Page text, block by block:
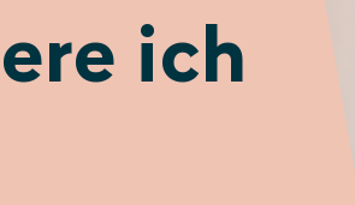
Dachfenster
Maximaler Sonnenschutz
ich